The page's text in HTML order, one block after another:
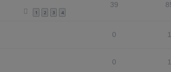
1 2 3 4
39
0
0